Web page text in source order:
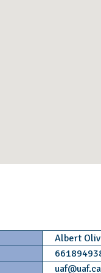
Albert
uaf@